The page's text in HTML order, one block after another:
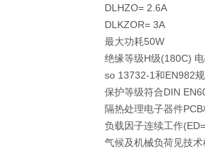
DLHZO= 2.6A
DLKZOR= 3A
最大功耗50W
绝缘等级H级(180C)
so 13732-1和EN982
保护等级符合DIN
隔热处理电子器件
负载因子连续工作
气候及机械负荷见技